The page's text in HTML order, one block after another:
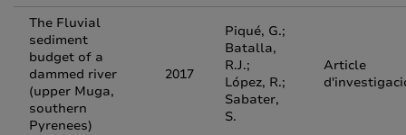
The Fluvial
sediment
budget of a
dammed river
(upper Muga,
southern
Pyrenees)
2017
Piqué, G.;
Batalla,
R.J.;
López, R.;
Sabater,
S.
Article